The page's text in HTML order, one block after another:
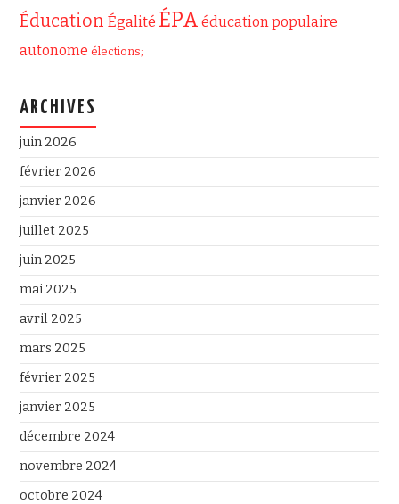
Éducation Égalité ÉPA éducation populaire
autonome élections;
ARCHIVES
juin 2026
février 2026
janvier 2026
juillet 2025
juin 2025
mai 2025
avril 2025
mars 2025
février 2025
janvier 2025
décembre 2024
novembre 2024
octobre 2024